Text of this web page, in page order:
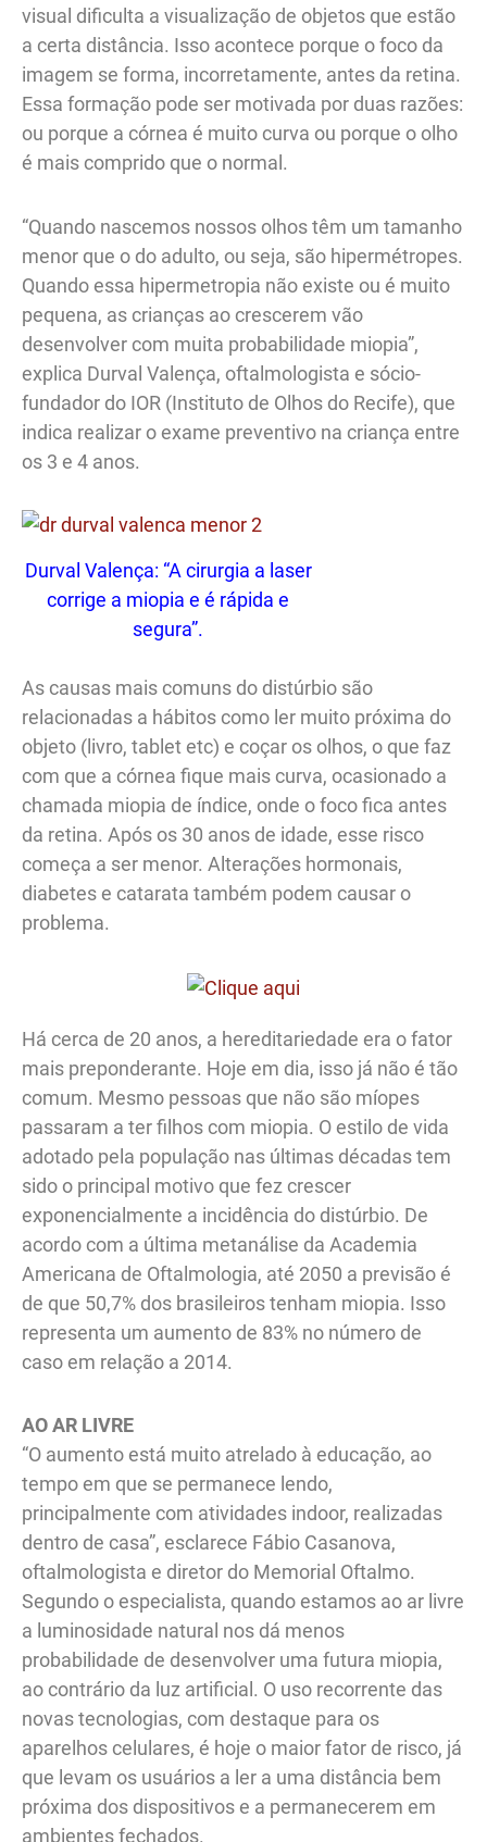
visual dificulta a visualização de objetos que estão
a certa distância. Isso acontece porque o foco da
imagem se forma, incorretamente, antes da retina.
Essa formação pode ser motivada por duas razões:
ou porque a córnea é muito curva ou porque o olho
é mais comprido que o normal.
“Quando nascemos nossos olhos têm um tamanho
menor que o do adulto, ou seja, são hipermétropes.
Quando essa hipermetropia não existe ou é muito
pequena, as crianças ao crescerem vão
desenvolver com muita probabilidade miopia”,
explica Durval Valença, oftalmologista e sócio-
fundador do IOR (Instituto de Olhos do Recife), que
indica realizar o exame preventivo na criança entre
os 3 e 4 anos.
Durval Valença: “A cirurgia a laser
corrige a miopia e é rápida e
segura”.
As causas mais comuns do distúrbio são
relacionadas a hábitos como ler muito próxima do
objeto (livro, tablet etc) e coçar os olhos, o que faz
com que a córnea fique mais curva, ocasionado a
chamada miopia de índice, onde o foco fica antes
da retina. Após os 30 anos de idade, esse risco
começa a ser menor. Alterações hormonais,
diabetes e catarata também podem causar o
problema.
Há cerca de 20 anos, a hereditariedade era o fator
mais preponderante. Hoje em dia, isso já não é tão
comum. Mesmo pessoas que não são míopes
passaram a ter filhos com miopia. O estilo de vida
adotado pela população nas últimas décadas tem
sido o principal motivo que fez crescer
exponencialmente a incidência do distúrbio. De
acordo com a última metanálise da Academia
Americana de Oftalmologia, até 2050 a previsão é
de que 50,7% dos brasileiros tenham miopia. Isso
representa um aumento de 83% no número de
caso em relação a 2014.
AO AR LIVRE
“O aumento está muito atrelado à educação, ao
tempo em que se permanece lendo,
principalmente com atividades indoor, realizadas
dentro de casa”, esclarece Fábio Casanova,
oftalmologista e diretor do Memorial Oftalmo.
Segundo o especialista, quando estamos ao ar livre
a luminosidade natural nos dá menos
probabilidade de desenvolver uma futura miopia,
ao contrário da luz artificial. O uso recorrente das
novas tecnologias, com destaque para os
aparelhos celulares, é hoje o maior fator de risco, já
que levam os usuários a ler a uma distância bem
próxima dos dispositivos e a permanecerem em
ambientes fechados.